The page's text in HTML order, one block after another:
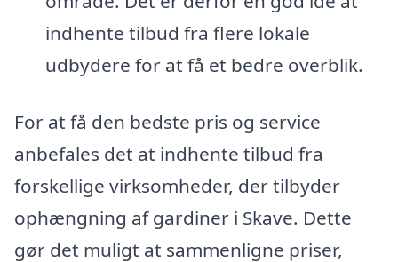
indhente tilbud fra flere lokale
udbydere for at få et bedre overblik.
For at få den bedste pris og service
anbefales det at indhente tilbud fra
forskellige virksomheder, der tilbyder
ophængning af gardiner i Skave. Dette
gør det muligt at sammenligne priser,